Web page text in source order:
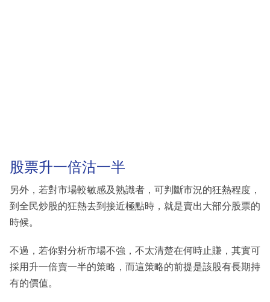
股票升一倍沽一半
另外，若對市場較敏感及熟識者，可判斷市況的狂熱程度，
到全民炒股的狂熱去到接近極點時，就是賣出大部分股票的
時候。
不過，若你對分析市場不強，不太清楚在何時止賺，其實可
採用升一倍賣一半的策略，而這策略的前提是該股有長期持
有的價值。